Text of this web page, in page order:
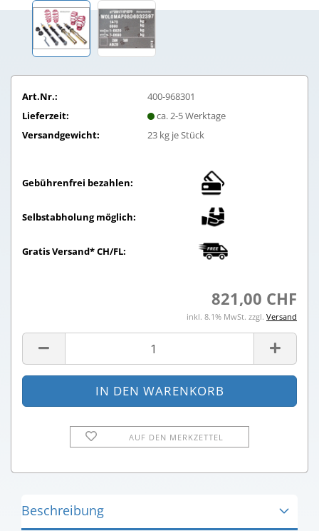
Art.Nr.:
400-968301
Lieferzeit:
ca. 2-5 Werktage
Versandgewicht:
23kg je Stück
Gebührenfrei bezahlen:
Selbstabholung möglich:
Gratis Versand* CH/FL:
821,00 CHF
inkl. 8.1% MwSt. zzgl. Versand
AUF DEN MERKZETTEL
Beschreibung